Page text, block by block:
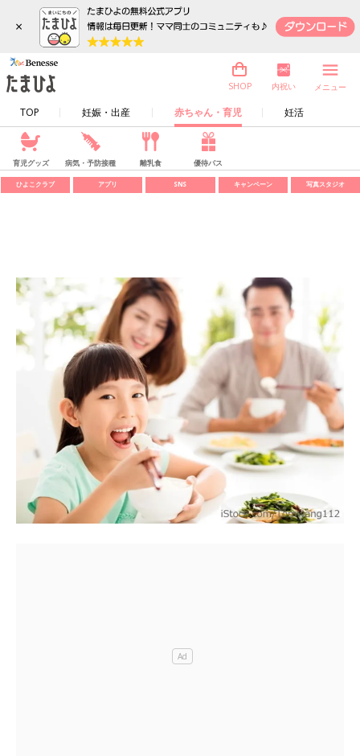
×
TOP 妊娠・出産 赤ちゃん・育児 妊活
SHOP 内祝い メニュー
育児グッズ 病気・予防接種 離乳食 優待パス
ひよこクラブ アプリ SNS キャンペーン 写真スタジオ